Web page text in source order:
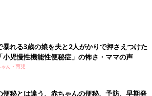
暴れる3歳の娘を夫と2人がかりで押さえつけた
小児慢性機能性便秘症」の怖さ・ママの声
ん・育児
便秘とは違う、赤ちゃんの便秘、予防、早期発